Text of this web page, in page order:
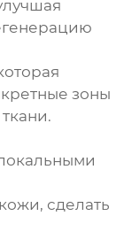
зоны
сделать